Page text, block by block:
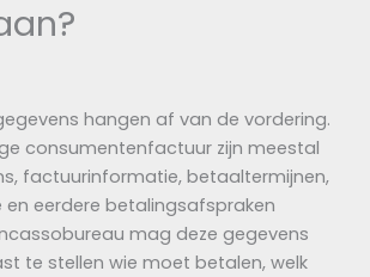
hangen af van de vordering.
consumentenfactuur zijn meestal
factuurinformatie, betaaltermijnen,
eerdere betalingsafspraken
mag deze gegevens
te stellen wie moet betalen, welk